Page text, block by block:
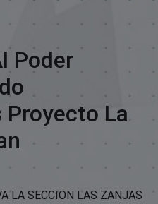
Poder
Proyecto La
LA SECCION LAS ZANJAS